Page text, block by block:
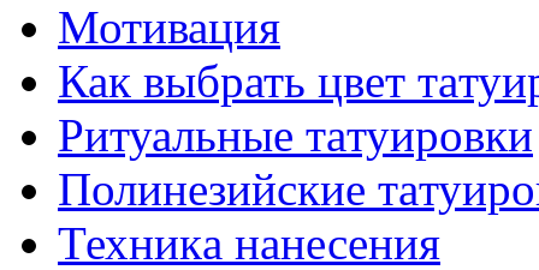
Мотивация
Как выбрать цвет
Ритуальные тaтуировки
Полинезийские
Техникa нанесения